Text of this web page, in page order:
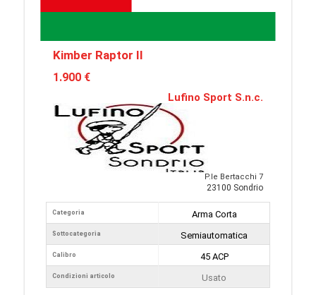
Kimber Raptor II
1.900 €
Lufino Sport S.n.c.
P.le Bertacchi 7
23100 Sondrio
Categoria
Sottocategoria
Calibro
Condizioni articolo
Arma Corta
Semiautomatica
45 ACP
Usato